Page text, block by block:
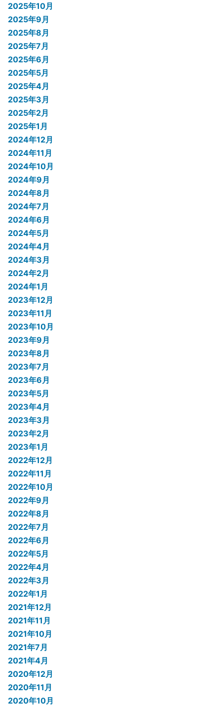
2025年10月
2025年9月
2025年8月
2025年7月
2025年6月
2025年5月
2025年4月
2025年3月
2025年2月
2025年1月
2024年12月
2024年11月
2024年10月
2024年9月
2024年8月
2024年7月
2024年6月
2024年5月
2024年4月
2024年3月
2024年2月
2024年1月
2023年12月
2023年11月
2023年10月
2023年9月
2023年8月
2023年7月
2023年6月
2023年5月
2023年4月
2023年3月
2023年2月
2023年1月
2022年12月
2022年11月
2022年10月
2022年9月
2022年8月
2022年7月
2022年6月
2022年5月
2022年4月
2022年3月
2022年1月
2021年12月
2021年11月
2021年10月
2021年7月
2021年4月
2020年12月
2020年11月
2020年10月